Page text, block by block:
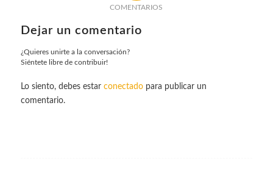
COMENTARIOS
Dejar un comentario
¿Quieres unirte a la conversación?
Siéntete libre de contribuir!
Lo siento, debes estar conectadopara publicar un
comentario.